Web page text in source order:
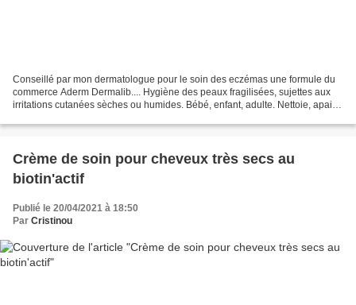
Conseillé par mon dermatologue pour le soin des eczémas une formule du
commerce Aderm Dermalib.... Hygiène des peaux fragilisées, sujettes aux
irritations cutanées sèches ou humides. Bébé, enfant, adulte. Nettoie, apaise
Crème de soin pour cheveux très secs au
biotin'actif
Publié le 20/04/2021 à 18:50
Par Cristinou